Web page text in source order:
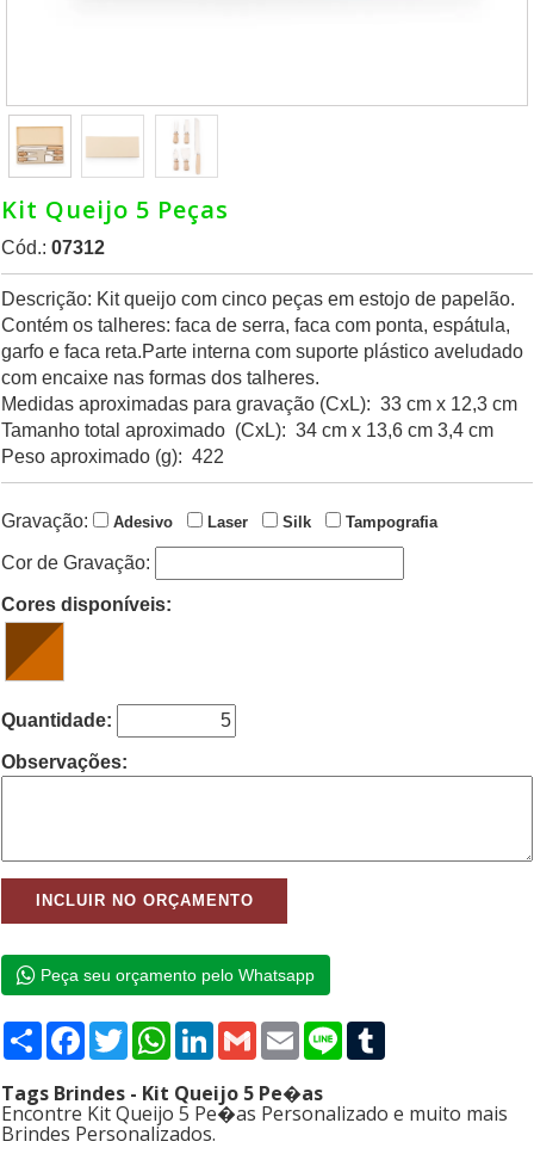
Kit Queijo 5 Peças
Cód.: 07312
Descrição: Kit queijo com cinco peças em estojo de papelão.
Contém os talheres: faca de serra, faca com ponta, espátula,
garfo e faca reta.Parte interna com suporte plástico aveludado
com encaixe nas formas dos talheres.
Medidas aproximadas para gravação (CxL): 33 cm x 12,3 cm
Tamanho total aproximado (CxL): 34 cm x 13,6 cm 3,4 cm
Peso aproximado (g): 422
Gravação: Adesivo Laser Silk Tampografia
Cor de Gravação:
Cores disponíveis:
Quantidade:
Observações:
Peça seu orçamento pelo Whatsapp
Compartilhar
Facebook
TwitterWhatsApp
LinkedIn
GmailEmailLine
Tags Brindes - Kit Queijo 5 Pe�as
Encontre Kit Queijo 5 Pe�as Personalizado e muito mais
Brindes Personalizados.